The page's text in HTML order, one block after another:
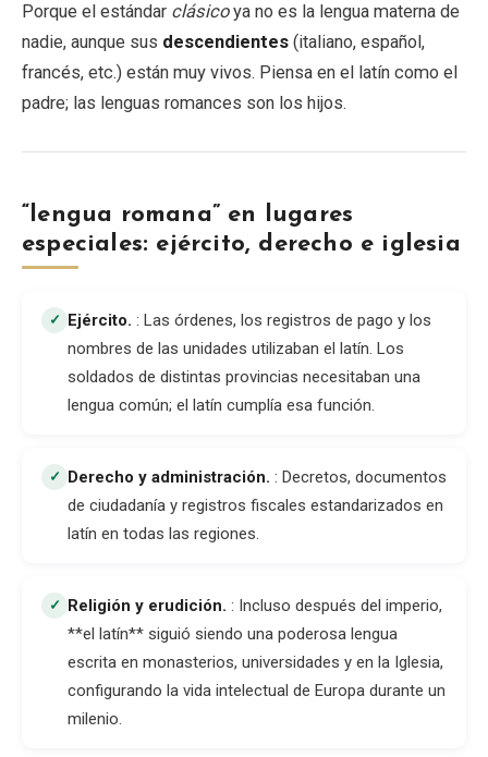
Porque el estándar clásicoya no es la lengua materna de
nadie, aunque sus descendientes (italiano, español,
francés, etc.) están muy vivos. Piensa en el latín como el
padre; las lenguas romances son los hijos.
“lengua romana” en lugares
especiales: ejército, derecho e iglesia
✓ Ejército. : Las órdenes, los registros de pago y los
nombres de las unidades utilizaban el latín. Los
soldados de distintas provincias necesitaban una
lengua común; el latín cumplía esa función.
✓ Derecho y administración. : Decretos, documentos
de ciudadanía y registros fiscales estandarizados en
latín en todas las regiones.
✓ Religión y erudición. : Incluso después del imperio,
**el latín** siguió siendo una poderosa lengua
escrita en monasterios, universidades y en la Iglesia,
configurando la vida intelectual de Europa durante un
milenio.